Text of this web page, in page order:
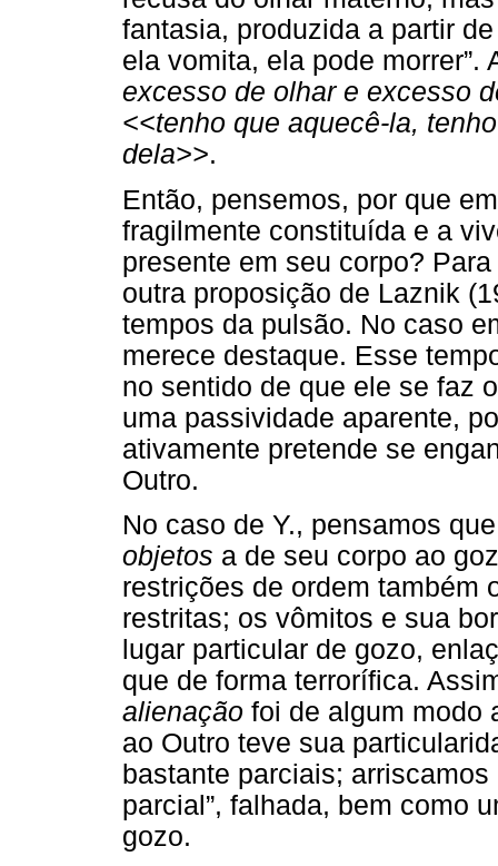
fantasia, produzida a partir
ela vomita, ela pode
excesso de olhar e excesso
<<tenho que aquecê-la,
dela>>.
Então, pensemos, por que
fragilmente constituída e a
presente em seu corpo?
outra proposição de Laznik
tempos da pulsão. No caso
merece destaque. Esse
no sentido de que ele se faz
uma passividade aparente,
ativamente pretende se
Outro.
No caso de Y., pensamos
objetos a de seu corpo ao
restrições de ordem também
restritas; os vômitos e sua
lugar particular de gozo,
que de forma terrorífica.
alienação foi de algum modo
ao Outro teve sua
bastante parciais;
parcial”, falhada, bem como
gozo.